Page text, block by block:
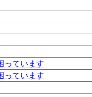
っています
っています